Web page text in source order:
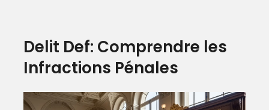
Delit Def: Comprendre les
Infractions Pénales